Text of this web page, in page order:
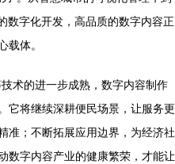
数字化开发，高品质的数字内容正
载体。
术的进一步成熟，数字内容制作
它将继续深耕便民场景，让服务更
准；不断拓展应用边界，为经济社
数字内容产业的健康繁荣，才能让